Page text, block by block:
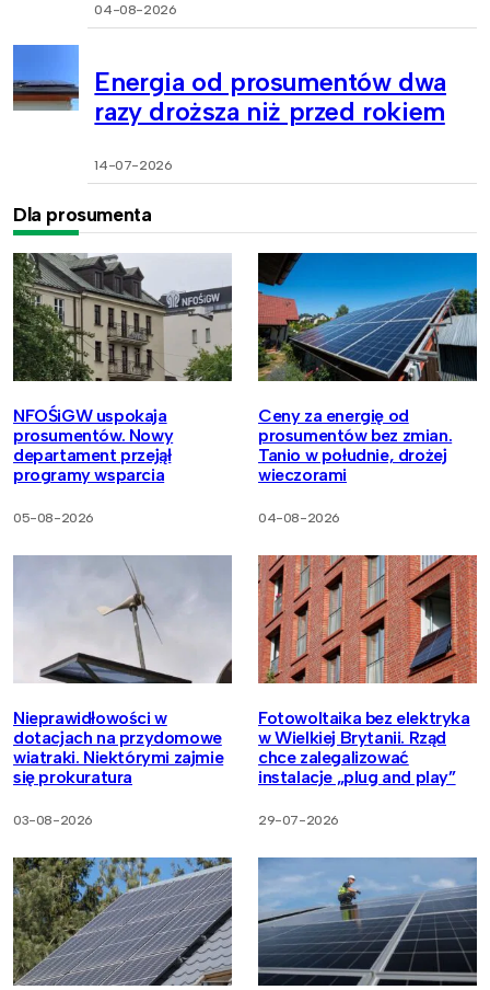
04-08-2026
Energia od prosumentów dwa
razy droższa niż przed rokiem
14-07-2026
Dla prosumenta
NFOŚiGW uspokaja
prosumentów. Nowy
departament przejął
programy wsparcia
05-08-2026
Ceny za energię od
prosumentów bez zmian.
Tanio w południe, drożej
wieczorami
04-08-2026
Nieprawidłowości w
dotacjach na przydomowe
wiatraki. Niektórymi zajmie
się prokuratura
03-08-2026
Fotowoltaika bez elektryka
w Wielkiej Brytanii. Rząd
chce zalegalizować
instalacje „plug and play”
29-07-2026